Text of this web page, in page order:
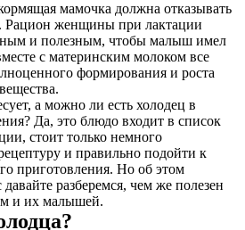
мамочка должна отказывать
Рацион женщины при лактации
и полезным, чтобы малыш имел
с материнским молоком все
формирования и роста
а можно ли есть холодец в
Да, это блюдо входит в список
стоит только немного
и правильно подойти к
приготовления. Но об этом
разберемся, чем же полезен
и их малышей.